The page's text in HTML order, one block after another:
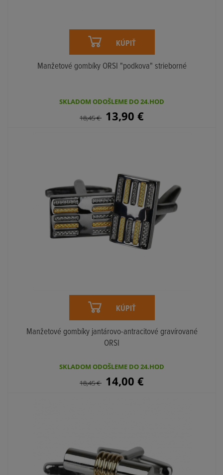
KÚPIŤ
Manžetové gombíky ORSI "podkova" strieborné
SKLADOM ODOŠLEME DO 24.HOD
18,45€ 13,90 €
KÚPIŤ
Manžetové gombíky jantárovo-antracitové gravírované
ORSI
SKLADOM ODOŠLEME DO 24.HOD
18,45€ 14,00 €